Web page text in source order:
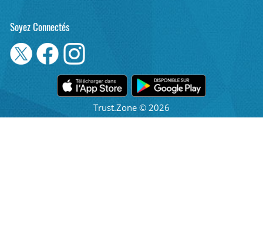
Soyez Connectés
Trust.Zone © 2026